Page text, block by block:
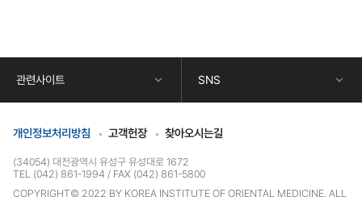
하
단
정
보
관련사이트 SNS
개인정보처리방침 고객헌장 찾아오시는길
(34054) 대전광역시 유성구 유성대로 1672
TEL (042) 861-1994
FAX (042) 861-5800
COPYRIGHT© 2022 BY KOREA INSTITUTE OF ORIENTAL MEDICINE. ALL